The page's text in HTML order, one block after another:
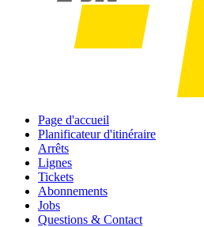
Page d'accueil
Planificateur d'itinéraire
Arrêts
Lignes
Tickets
Abonnements
Jobs
Questions & Contact